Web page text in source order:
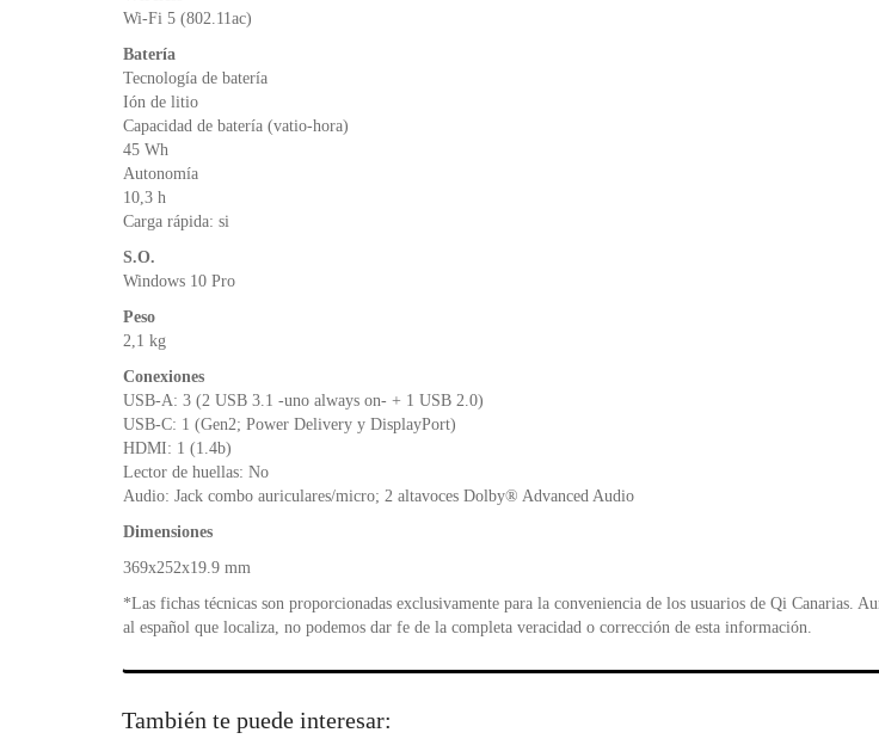
Wi-Fi 5 (802.11ac)
Batería
Tecnología de batería
Ión de litio
Capacidad de batería (vatio-hora)
45 Wh
Autonomía
10,3 h
Carga rápida: si
S.O.
Windows 10 Pro
Peso
2,1 kg
Conexiones
USB-A: 3 (2 USB 3.1 -uno always on- + 1 USB 2.0)
USB-C: 1 (Gen2; Power Delivery y DisplayPort)
HDMI: 1 (1.4b)
Lector de huellas: No
Audio: Jack combo auriculares/micro; 2 altavoces Dolby® Advanced Audio
Dimensiones
369x252x19.9 mm
*Las fichas técnicas son proporcionadas exclusivamente para la conveniencia de los usuarios de Qi Canarias.
al español que localiza, no podemos dar fe de la completa veracidad o corrección de esta información.
También te puede interesar: